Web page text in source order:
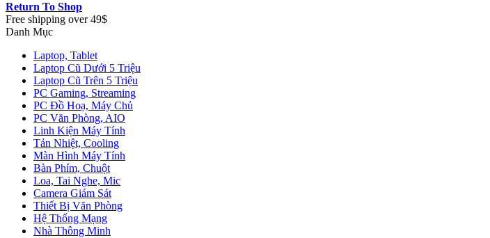
Return To Shop
Free shipping over 49$
Danh Mục
Laptop, Tablet
Laptop Cũ Dưới 5 Triệu
Laptop Cũ Trên 5 Triệu
PC Gaming, Streaming
PC Đồ Hoạ, Máy Chủ
PC Văn Phòng, AIO
Linh Kiện Máy Tính
Tản Nhiệt, Cooling
Màn Hình Máy Tính
Bàn Phím, Chuột
Loa, Tai Nghe, Mic
Camera Giám Sát
Thiết Bị Văn Phòng
Hệ Thống Mạng
Nhà Thông Minh